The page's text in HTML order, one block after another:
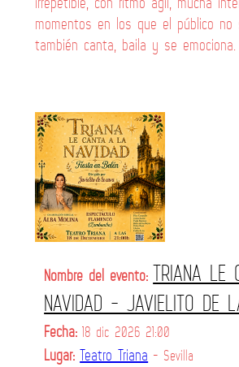
momentos en los que el público
también canta, baila y se emociona.
Nombre del evento: TRIANA LE
NAVIDAD - JAVIELITO DE
Fecha: 18 dic 2026 21:00
Lugar: Teatro Triana - Sevilla